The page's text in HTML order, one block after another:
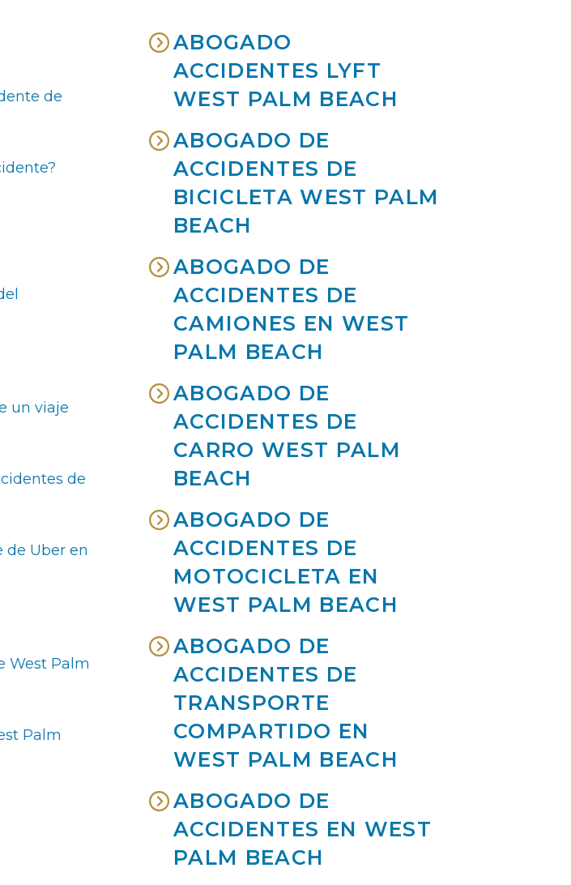
de
un viaje
de
de Uber en
West Palm
Palm
ABOGADO
ACCIDENTES LYFT
WEST PALM BEACH
ABOGADO DE
ACCIDENTES DE
BICICLETA WEST PALM
BEACH
ABOGADO DE
ACCIDENTES DE
CAMIONES EN WEST
PALM BEACH
ABOGADO DE
ACCIDENTES DE
CARRO WEST PALM
BEACH
ABOGADO DE
ACCIDENTES DE
MOTOCICLETA EN
WEST PALM BEACH
ABOGADO DE
ACCIDENTES DE
TRANSPORTE
COMPARTIDO EN
WEST PALM BEACH
ABOGADO DE
ACCIDENTES EN WEST
PALM BEACH